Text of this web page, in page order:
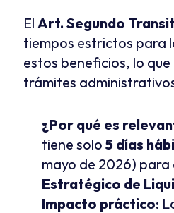
El Art. Segundo
tiempos estrictos para
estos beneficios, lo que
trámites
¿Por qué es
tiene solo 5 días
mayo de 2026) para
Estratégico de
Impacto práctico: